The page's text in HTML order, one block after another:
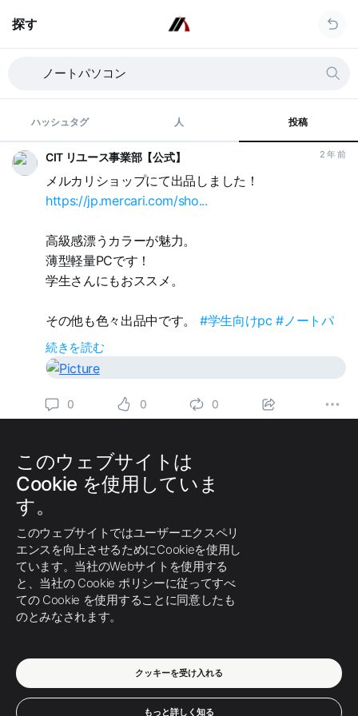
探す
ハッシュタグ 人 投稿
CIT リユース事業部【公式】 2 年 前
メルカリショップにて出品しました！
https://jp.mercari.com/sho...
高級感漂うカラーが魅力。
薄型軽量PCです！
学生さんにもおススメ。
その他も色々出品中です。 #学生向けpc #ノートパ
ソコン
続きを読む
0 0 0
もっと表示
このウェブサイトは
Cookie を使用していま
す。
このウェブサイトではユーザーエクスペリ
エンスを向上させるためにCookieを使用し
ています。当社のWebサイトを使用する
と、当社の Cookie ポリシーに従ってすべ
ての Cookie を使用することに同意したも
のとみなされます。
クッキーを受け入れる
もっと詳しく知る